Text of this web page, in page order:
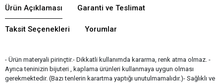
Ürün Açıklaması Garanti ve Teslimat
Taksit Seçenekleri Yorumlar
- Ürün materyali pirinçtir.- Dikkatli kullanımda kararma, renk atma olmaz. -
Ayrıca teninizin bijuteri , kaplama ürünleri kullanmaya uygun olması
gerekmektedir. (Bazı tenlerin karartma yaptığı unutulmamalıdır.)- Sağlıklı ve